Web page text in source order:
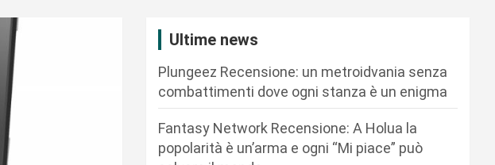
Ultime news
Plungeez Recensione: un metroidvania senza
combattimenti dove ogni stanza è un enigma
Fantasy Network Recensione: A Holua la
popolarità è un’arma e ogni “Mi piace” può